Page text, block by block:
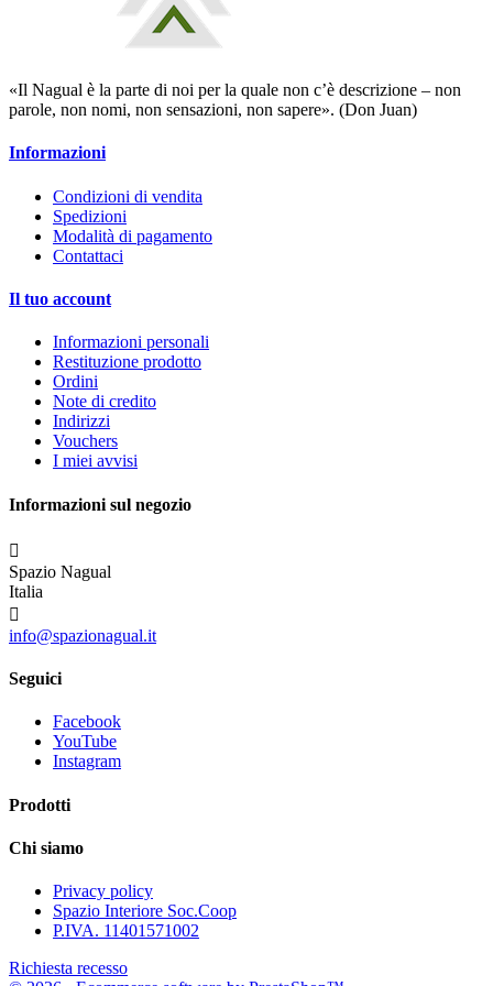
«Il Nagual è la parte di noi per la quale non c’è descrizione – non
parole, non nomi, non sensazioni, non sapere». (Don Juan)
Informazioni
Condizioni di vendita
Spedizioni
Modalità di pagamento
Contattaci
Il tuo account
Informazioni personali
Restituzione prodotto
Ordini
Note di credito
Indirizzi
Vouchers
I miei avvisi
Informazioni sul negozio

Spazio Nagual
Italia

info@spazionagual.it
Seguici
Facebook
YouTube
Instagram
Prodotti
Chi siamo
Privacy policy
Spazio Interiore Soc.Coop
P.IVA. 11401571002
Richiesta recesso